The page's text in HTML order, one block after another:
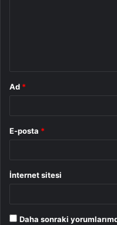
Ad *
E-posta *
İnternet sitesi
Daha sonraki